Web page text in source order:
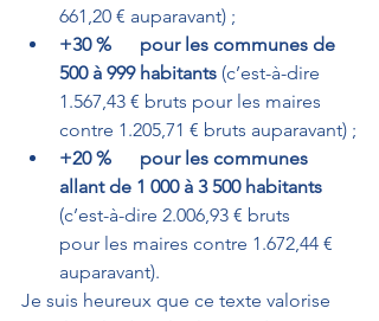
661,20 € auparavant) ;
+30 %      pour les communes de
500 à 999 habitants (c’est-à-dire
1.567,43 € bruts pour les maires
contre 1.205,71 € bruts auparavant) ;
+20 %      pour les communes
allant de 1 000 à 3 500 habitants
(c’est-à-dire 2.006,93 € bruts
pour les maires contre 1.672,44 €
auparavant).
Je suis heureux que ce texte valorise